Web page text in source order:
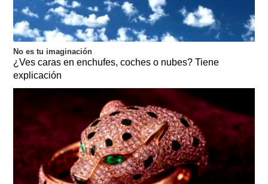
No es tu imaginación
¿Ves caras en enchufes, coches o nubes? Tiene
explicación